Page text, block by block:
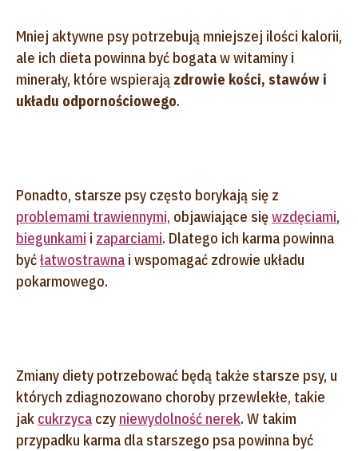
Mniej aktywne psy potrzebują mniejszej ilości kalorii,
ale ich dieta powinna być bogata w witaminy i
minerały, które wspierają zdrowie kości, stawów i
układu odpornościowego.
Ponadto, starsze psy często borykają się z
problemami trawiennymi, objawiające sięwzdęciami,
biegunkami i zaparciami. Dlatego ich karma powinna
byćłatwostrawna i wspomagać zdrowie układu
pokarmowego.
Zmiany diety potrzebować będą także starsze psy, u
których zdiagnozowano choroby przewlekłe, takie
jak cukrzyca czy niewydolność nerek. W takim
przypadku karma dla starszego psa powinna być